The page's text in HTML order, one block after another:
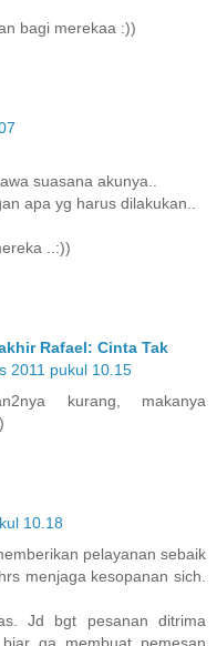
bagi merekaa :))
suasana akunya..
apa yg harus dilakukan..
..:))
Rafael: Cinta Tak
2011 pukul 10.15
kurang, makanya
10.18
pelayanan sebaik
menjaga kesopanan sich.
Jd bgt pesanan ditrima